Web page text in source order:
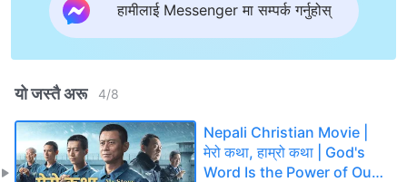
हामीलाई Messenger मा सम्पर्क गर्नुहोस्
यो जस्तै अरू 4/8
Nepali Christian Movie |
मेरो कथा, हाम्रो कथा | God's
Word Is the Power of Our